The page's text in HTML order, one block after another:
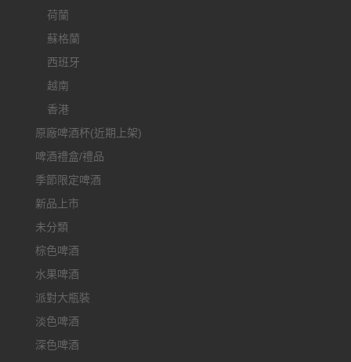
荷蘭
蘇格蘭
西班牙
越南
香港
原廠啤酒杯(近期上架)
啤酒禮盒/禮品
季節限定啤酒
新品上市
未分類
棕色啤酒
水果啤酒
派對大瓶裝
淡色啤酒
深色啤酒